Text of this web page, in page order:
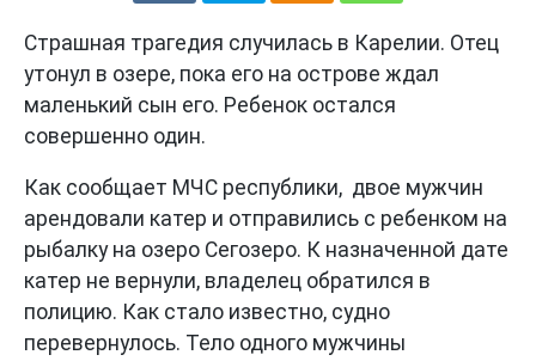
Страшная трагедия случилась в Карелии. Отец
утонул в озере, пока его на острове ждал
маленький сын его. Ребенок остался
совершенно один.
Как сообщает МЧС республики, двое мужчин
арендовали катер и отправились с ребенком на
рыбалку на озеро Сегозеро. К назначенной дате
катер не вернули, владелец обратился в
полицию. Как стало известно, судно
перевернулось. Тело одного мужчины